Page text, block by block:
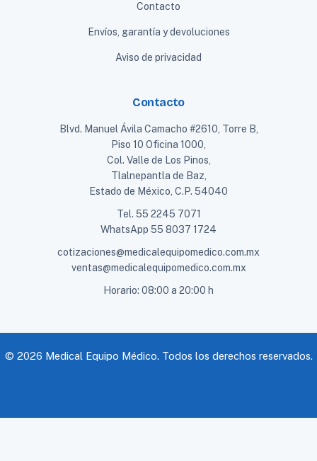
Contacto
Envíos, garantía y devoluciones
Aviso de privacidad
Contacto
Blvd. Manuel Ávila Camacho #2610, Torre B,
Piso 10 Oficina 1000,
Col. Valle de Los Pinos,
Tlalnepantla de Baz,
Estado de México, C.P. 54040
Tel. 55 2245 7071
WhatsApp 55 8037 1724
cotizaciones@medicalequipomedico.com.mx
ventas@medicalequipomedico.com.mx
Horario: 08:00 a 20:00 h
© 2026 Medical Equipo Médico. Todos los derechos reservados.